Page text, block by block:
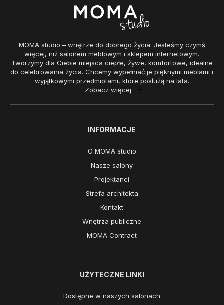
MOMA studio – wnętrze do dobrego życia. Jesteśmy czymś
więcej, niż salonem meblowym i sklepem internetowym.
Tworzymy dla Ciebie miejsca ciepłe, żywe, komfortowe, idealne
do celebrowania życia. Chcemy wypełniać je pięknymi meblami i
wyjątkowymi przedmiotami, które posłużą na lata.
Zobacz więcej
INFORMACJE
O MOMA studio
Nasze salony
Projektanci
Strefa architekta
Kontakt
Wnętrza publiczne
MOMA Contract
UŻYTECZNE LINKI
Dostępne w naszych salonach